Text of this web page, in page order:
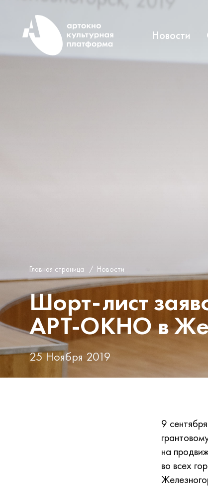
Новости
Главная страница / Новости
Шорт-лист
АРТ-ОКНО в
25 Ноября 2019
9
на
во всех